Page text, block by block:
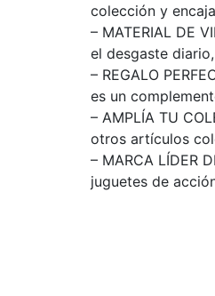
colección y
– MATERIAL DE
el desgaste
– REGALO
es un
– AMPLÍA TU
otros artículos
– MARCA LÍDER
juguetes de